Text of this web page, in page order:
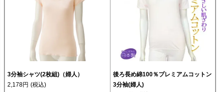
3分袖シャツ(2枚組)（婦人）
2,178円 (税込)
後ろ長め綿100％プレミアムコットン
3分袖(婦人)